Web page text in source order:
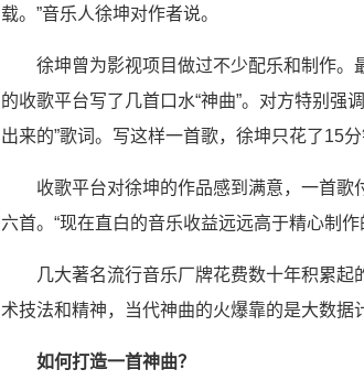
载。”音乐人徐坤对作者说。
徐坤曾为影视项目做过不少配乐和制作
的收歌平台写了几首口水“神曲”。对方特别强
出来的”歌词。写这样一首歌，徐坤只花了15
收歌平台对徐坤的作品感到满意，一首
六首。“现在直白的音乐收益远远高于精心制作
几大著名流行音乐厂牌花费数十年积累
术技法和精神，当代神曲的火爆靠的是大数据
如何打造一首神曲？